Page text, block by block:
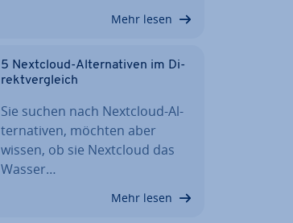
Mehr lesen
5 Nextcloud-Al­ter­na­ti­ven im Di­
rekt­ver­gleich
Sie suchen nach Nextcloud-Al­
ter­na­ti­ven, möchten aber
wissen, ob sie Nextcloud das
Wasser…
Mehr lesen